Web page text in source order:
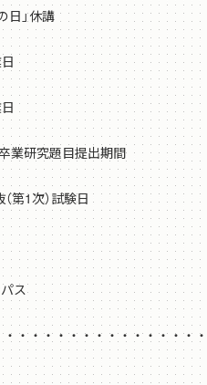
」休講
業研究題目提出期間
1次）試験日
ス
・・・・・・・・・・・・・・